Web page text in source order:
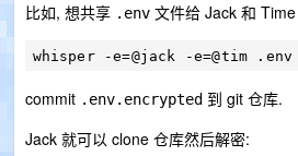
比如, 想共享 .env 文件给 Jack 和
commit .env.encrypted 到 git 仓库.
Jack 就可以 clone 仓库然后解密: